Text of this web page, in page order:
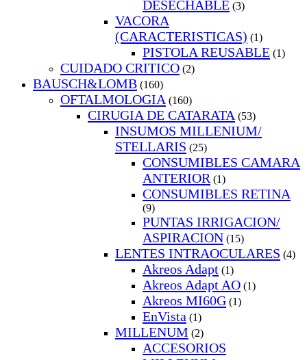
DESECHABLE (3)
VACORA
(CARACTERISTICAS) (1)
PISTOLA REUSABLE (1)
CUIDADO CRITICO (2)
BAUSCH&LOMB (160)
OFTALMOLOGIA (160)
CIRUGIA DE CATARATA (53)
INSUMOS MILLENIUM/
STELLARIS (25)
CONSUMIBLES CAMARA
ANTERIOR (1)
CONSUMIBLES RETINA
(9)
PUNTAS IRRIGACION/
ASPIRACION (15)
LENTES INTRAOCULARES (4)
Akreos Adapt (1)
Akreos Adapt AO (1)
Akreos MI60G (1)
EnVista (1)
MILLENUM (2)
ACCESORIOS